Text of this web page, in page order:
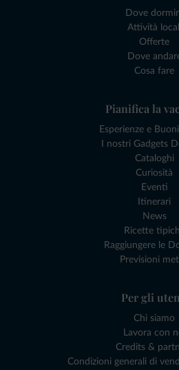
Dove
Attività
Offerte
Dove
Cosa fare
Pianifica la
Esperienze e
I nostri Gadgets
Cataloghi
Curiosità
Eventi
Itinerari
News
Ricette
Raggiungere le
Previsioni
Per gli
Chi siamo
Lavora con
Credits &
Condizioni generali di